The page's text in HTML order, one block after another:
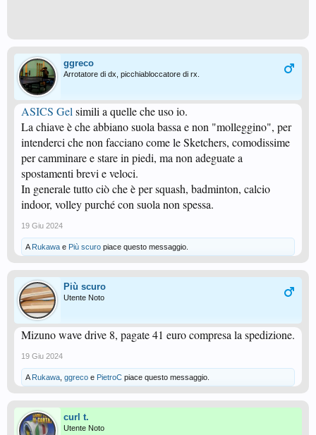
ggreco
Arrotatore di dx, picchiabloccatore di rx.
ASICS Gel simili a quelle che uso io.
La chiave è che abbiano suola bassa e non "molleggino", per
intenderci che non facciano come le Sketchers, comodissime
per camminare e stare in piedi, ma non adeguate a
spostamenti brevi e veloci.
In generale tutto ciò che è per squash, badminton, calcio
indoor, volley purché con suola non spessa.
19 Giu 2024
A Rukawa e Più scuro piace questo messaggio.
Più scuro
Utente Noto
Mizuno wave drive 8, pagate 41 euro compresa la spedizione.
19 Giu 2024
A Rukawa ggreco e PietroC piace questo messaggio.
curl t.
Utente Noto